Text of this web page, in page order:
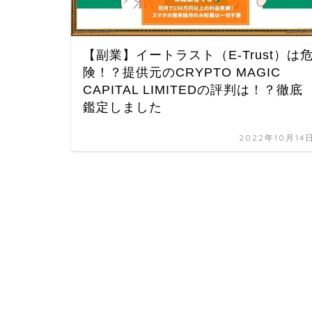
【副業】イートラスト（E-Trust）は
険！？提供元のCRYPTO MAGIC
CAPITAL LIMITEDの評判は！？徹底
鑑定しました
2022年10月14